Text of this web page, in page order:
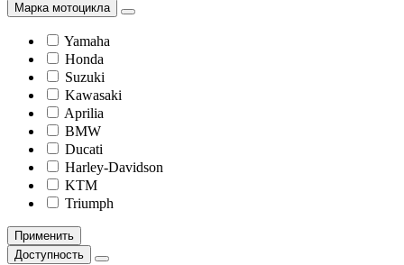
Марка мотоцикла
Yamaha
Honda
Suzuki
Kawasaki
Aprilia
BMW
Ducati
Harley-Davidson
KTM
Triumph
Применить
Доступность